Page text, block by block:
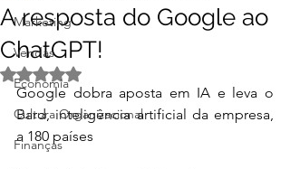
Marketing
Vendas
Economia
Cultura Organizacional
Finanças
A resposta do Google ao
ChatGPT!
Avaliado com NaN de 5 estrelas.
Google dobra aposta em IA e leva o
Bard, inteligência artificial da empresa,
a 180 países